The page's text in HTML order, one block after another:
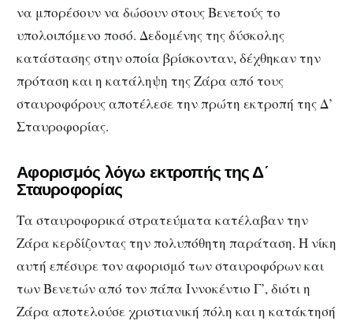
να μπορέσουν να δώσουν στους Βενετούς το
υπολοιπόμενο ποσό. Δεδομένης της δύσκολης
κατάστασης στην οποία βρίσκονταν, δέχθηκαν την
πρόταση και η κατάληψη της Ζάρα από τους
σταυροφόρους αποτέλεσε την πρώτη εκτροπή της Δ’
Σταυροφορίας.
Αφορισμός λόγω εκτροπής της Δ΄
Σταυροφορίας
Τα σταυροφορικά στρατεύματα κατέλαβαν την
Ζάρα κερδίζοντας την πολυπόθητη παράταση. Η νίκη
αυτή επέσυρε τον αφορισμό των σταυροφόρων και
των Βενετών από τον πάπα Ιννοκέντιο Γ’, διότι η
Ζάρα αποτελούσε χριστιανική πόλη και η κατάκτησή